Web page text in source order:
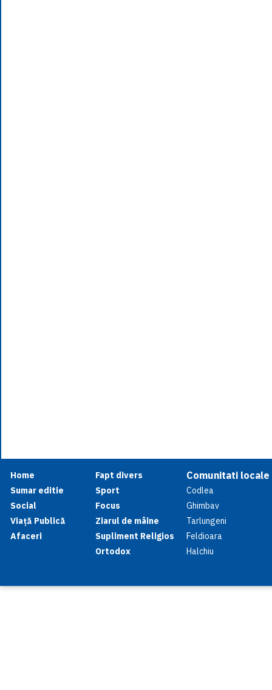
Home
Sumar editie
Social
Viață Publică
Afaceri
Fapt divers
Sport
Focus
Ziarul de mâine
Supliment Religios
Ortodox
Comunitati locale
Codlea
Ghimbav
Tarlungeni
Feldioara
Halchiu